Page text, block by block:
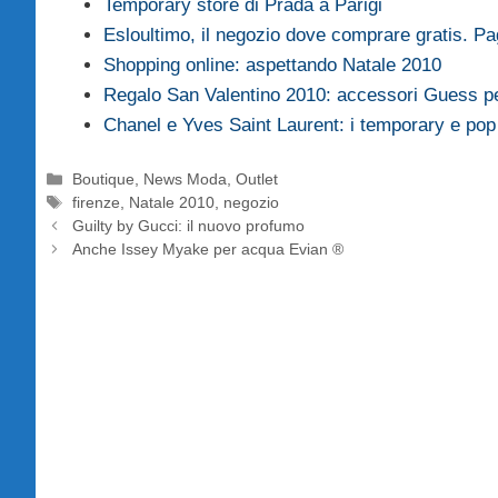
Temporary store di Prada a Parigi
Esloultimo, il negozio dove comprare gratis.
Shopping online: aspettando Natale 2010
Regalo San Valentino 2010: accessori Guess
Chanel e Yves Saint Laurent: i temporary e
Categorie
Boutique, News Moda,Outlet
Tag
firenze, Natale 2010, negozio
Guilty by Gucci: il nuovo profumo
Anche Issey Myake per acqua Evian ®